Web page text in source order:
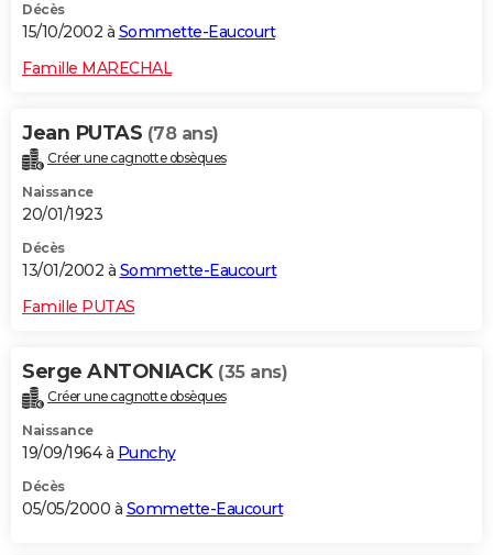
Décès
15/10/2002 à Sommette-Eaucourt
Famille MARECHAL
Jean PUTAS (78 ans)
Créer une cagnotte obsèques
Naissance
20/01/1923
Décès
13/01/2002 à Sommette-Eaucourt
Famille PUTAS
Serge ANTONIACK (35 ans)
Créer une cagnotte obsèques
Naissance
19/09/1964 à Punchy
Décès
05/05/2000 à Sommette-Eaucourt